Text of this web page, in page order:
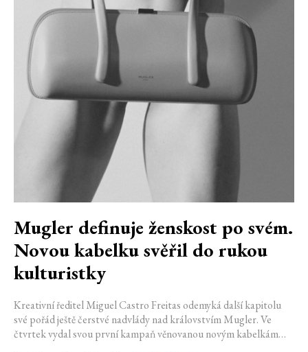
Mugler definuje ženskost po svém.
Novou kabelku svěřil do rukou
kulturistky
Kreativní ředitel Miguel Castro Freitas odemyká další kapitolu
své pořád ještě čerstvé nadvlády nad královstvím Mugler. Ve
čtvrtek vydal svou první kampaň věnovanou novým kabelkám